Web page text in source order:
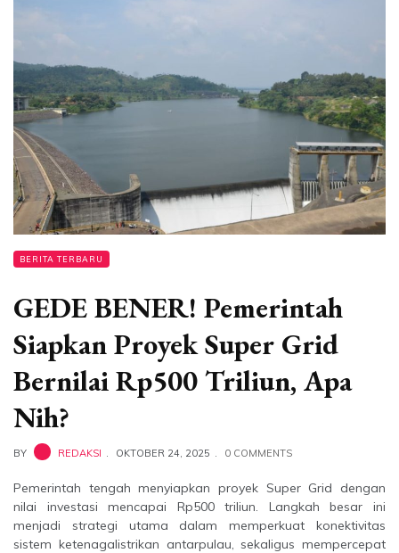
BERITA TERBARU
GEDE BENER! Pemerintah
Siapkan Proyek Super Grid
Bernilai Rp500 Triliun, Apa
Nih?
BY REDAKSI OKTOBER 24, 2025 0 COMMENTS
Pemerintah tengah menyiapkan proyek Super Grid dengan
nilai investasi mencapai Rp500 triliun. Langkah besar ini
menjadi strategi utama dalam memperkuat konektivitas
sistem ketenagalistrikan antarpulau, sekaligus mempercepat